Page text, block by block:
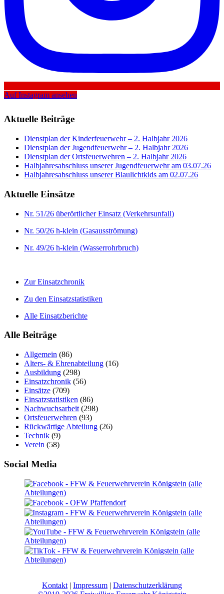
Auf Instagram ansehen
Aktuelle Beiträge
Dienstplan der Kinderfeuerwehr – 2. Halbjahr 2026
Dienstplan der Jugendfeuerwehr – 2. Halbjahr 2026
Dienstplan der Ortsfeuerwehren – 2. Halbjahr 2026
Halbjahresabschluss unserer Jugendfeuerwehr am 03.07.26
Halbjahresabschluss unserer Blaulichtkids am 02.07.26
Aktuelle Einsätze
Nr. 51/26 überörtlicher Einsatz (Verkehrsunfall)
Nr. 50/26 h-klein (Gasausströmung)
Nr. 49/26 h-klein (Wasserrohrbruch)
Zur Einsatzchronik
Zu den Einsatzstatistiken
Alle Einsatzberichte
Alle Beiträge
Allgemein (86)
Alters- & Ehrenabteilung (16)
Ausbildung (298)
Einsatzchronik (56)
Einsätze (709)
Einsatzstatistiken (86)
Nachwuchsarbeit (298)
Ortsfeuerwehren (93)
Rückwärtige Abteilung (26)
Technik (9)
Verein (58)
Social Media
Kontakt| Impressum | Datenschutzerklärung